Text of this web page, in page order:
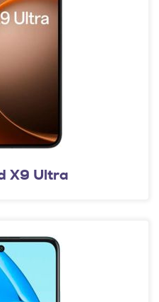
X9 Ultra